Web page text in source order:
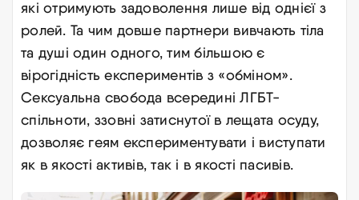
які отримують задоволення лише від однієї з
ролей. Та чим довше партнери вивчають тіла
та душі один одного, тим більшою є
вірогідність експериментів з «обміном».
Сексуальна свобода всередині ЛГБТ-
спільноти, ззовні затиснутої в лещата осуду,
дозволяє геям експериментувати і виступати
як в якості активів, так і в якості пасивів.